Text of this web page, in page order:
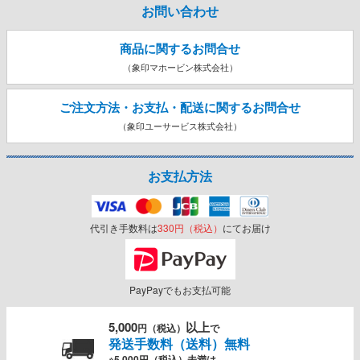
お問い合わせ
商品に関するお問合せ
（象印マホービン株式会社）
ご注文方法・お支払・配送に関するお問合せ
（象印ユーサービス株式会社）
お支払方法
代引き手数料は330円（税込） にてお届け
PayPayでもお支払可能
5,000円（税込） 以上で
発送手数料（送料）無料